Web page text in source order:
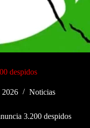
despidos
Noticias
3.200 despidos